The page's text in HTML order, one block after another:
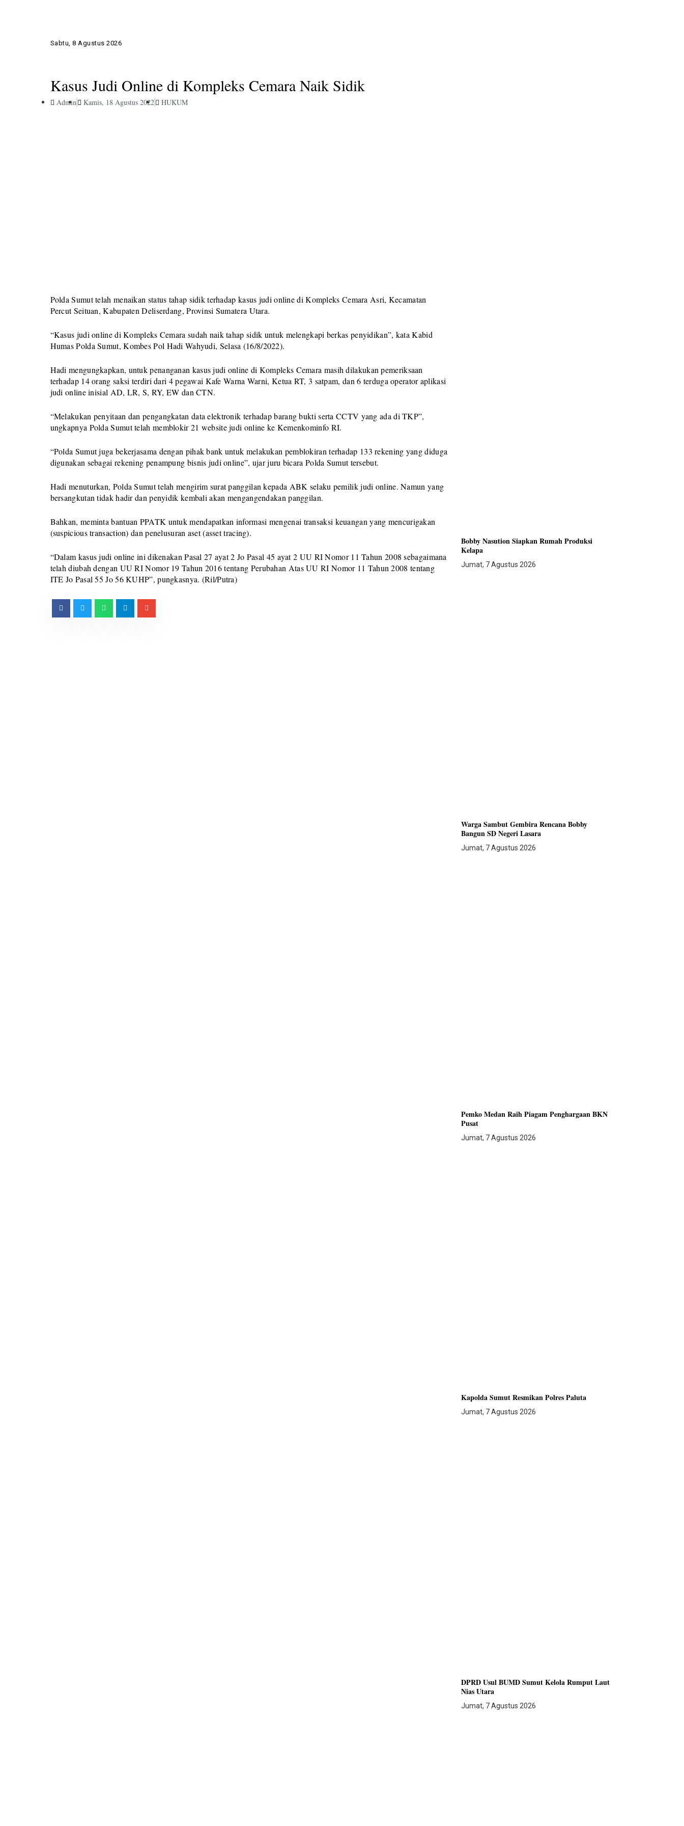
Sabtu, 8 Agustus 2026
Kasus Judi Online di Kompleks Cemara Naik Sidik
Admin Kamis, 18 Agustus 2022 HUKUM
Polda Sumut telah menaikan status tahap sidik terhadap kasus judi online di Kompleks Cemara Asri, Kecamatan
Percut Seituan, Kabupaten Deliserdang, Provinsi Sumatera Utara.
“Kasus judi online di Kompleks Cemara sudah naik tahap sidik untuk melengkapi berkas penyidikan”, kata Kabid
Humas Polda Sumut, Kombes Pol Hadi Wahyudi, Selasa (16/8/2022).
Hadi mengungkapkan, untuk penanganan kasus judi online di Kompleks Cemara masih dilakukan pemeriksaan
terhadap 14 orang saksi terdiri dari 4 pegawai Kafe Warna Warni, Ketua RT, 3 satpam, dan 6 terduga operator aplikasi
judi online inisial AD, LR, S, RY, EW dan CTN.
“Melakukan penyitaan dan pengangkatan data elektronik terhadap barang bukti serta CCTV yang ada di TKP”,
ungkapnya Polda Sumut telah memblokir 21 website judi online ke Kemenkominfo RI.
“Polda Sumut juga bekerjasama dengan pihak bank untuk melakukan pemblokiran terhadap 133 rekening yang diduga
digunakan sebagai rekening penampung bisnis judi online”, ujar juru bicara Polda Sumut tersebut.
Hadi menuturkan, Polda Sumut telah mengirim surat panggilan kepada ABK selaku pemilik judi online. Namun yang
bersangkutan tidak hadir dan penyidik kembali akan mengangendakan panggilan.
Bahkan, meminta bantuan PPATK untuk mendapatkan informasi mengenai transaksi keuangan yang mencurigakan
(suspicious transaction) dan penelusuran aset (asset tracing).
“Dalam kasus judi online ini dikenakan Pasal 27 ayat 2 Jo Pasal 45 ayat 2 UU RI Nomor 11 Tahun 2008 sebagaimana
telah diubah dengan UU RI Nomor 19 Tahun 2016 tentang Perubahan Atas UU RI Nomor 11 Tahun 2008 tentang
ITE Jo Pasal 55 Jo 56 KUHP”, pungkasnya. (Ril/Putra)
Bobby Nasution Siapkan Rumah Produksi
Kelapa
Jumat, 7 Agustus 2026
Warga Sambut Gembira Rencana Bobby
Bangun SD Negeri Lasara
Jumat, 7 Agustus 2026
Pemko Medan Raih Piagam Penghargaan BKN
Pusat
Jumat, 7 Agustus 2026
Kapolda Sumut Resmikan Polres Paluta
Jumat, 7 Agustus 2026
DPRD Usul BUMD Sumut Kelola Rumput Laut
Nias Utara
Jumat, 7 Agustus 2026